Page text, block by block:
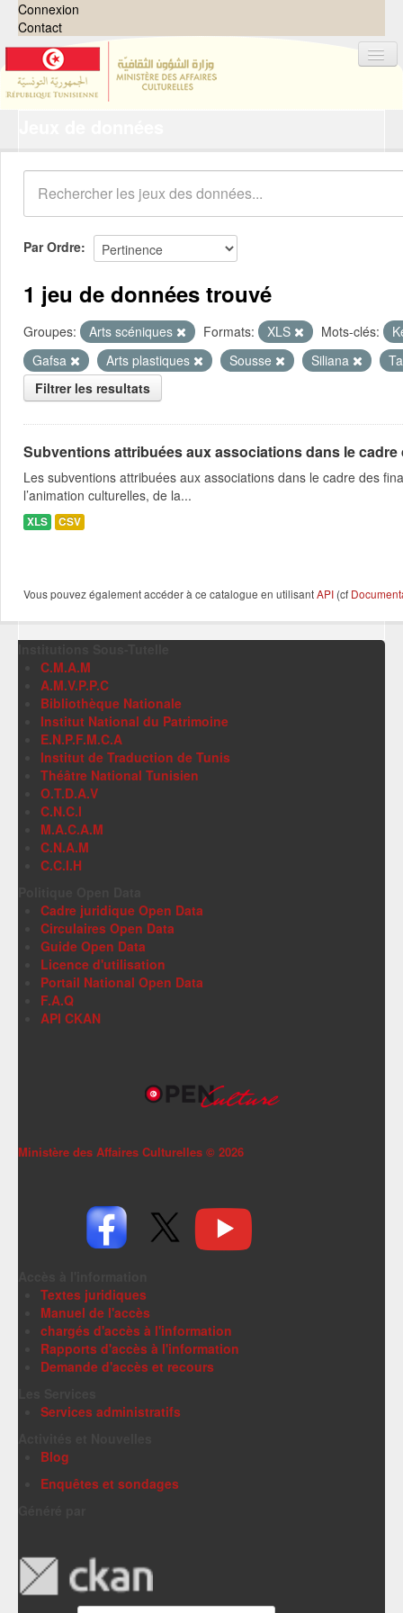
Connexion
Contact
Organisations
Groupes
Demandes 0
À propos
Par Ordre
1 jeu de données trouvé
Groupes: Arts scéniques Formats: XLS Mots-clés:
Gafsa
Arts plastiques Sousse Siliana
Filtrer les resultats
Subventions attribuées aux associations dans le
Les subventions attribuées aux associations dans le cadre des
l’animation culturelles, de la...
XLS CSV
Vous pouvez également accéder à ce catalogue en utilisantAPI (cf
C.M.A.M
A.M.V.P.P.C
Bibliothèque Nationale
Institut National du Patrimoine
E.N.P.F.M.C.A
Institut de Traduction de Tunis
Théâtre National Tunisien
O.T.D.A.V
C.N.C.I
M.A.C.A.M
C.N.A.M
C.C.I.H
Cadre juridique Open Data
Circulaires Open Data
Guide Open Data
Licence d'utilisation
Portail National Open Data
F.A.Q
API CKAN
Ministère des Affaires Culturelles © 2026
Textes juridiques
Manuel de l'accès
chargés d'accès à l'information
Rapports d'accès à l'information
Demande d'accès et recours
Services administratifs
Blog
Enquêtes et sondages